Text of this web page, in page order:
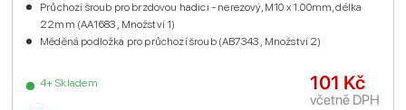
4+ Skladem
Průchozí šroub pro brzdovou hadici - nerezový, M10 x 1.00mm, délka
22mm (AA1683 , Množství 1)
Měděná podložka pro průchozí šroub (AB7343 , Množství 2)
101 Kč
včetně DPH